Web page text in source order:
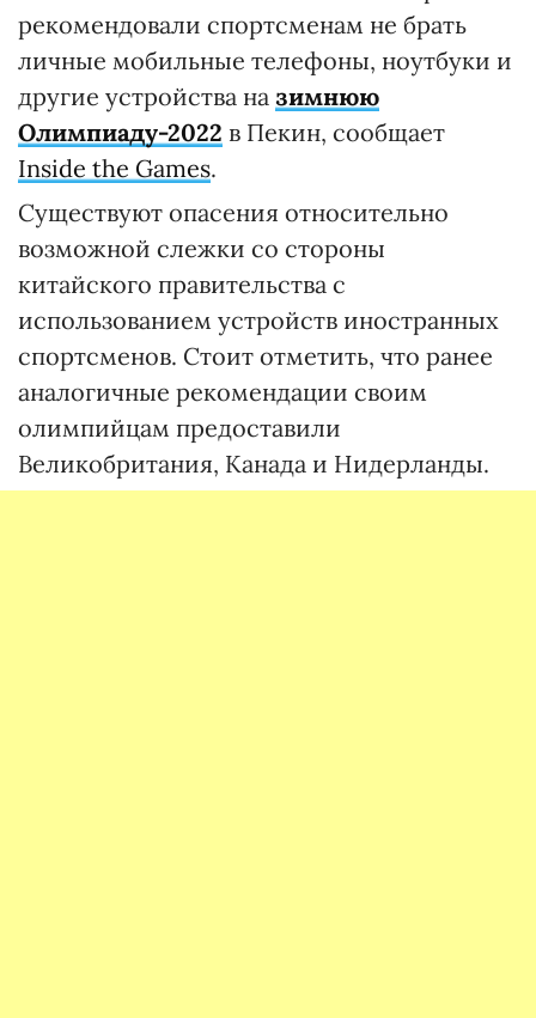
рекомендовали спортсменам не брать
личные мобильные телефоны, ноутбуки и
другие устройства на зимнюю
Олимпиаду-2022 в Пекин, сообщает
Inside the Games.
Существуют опасения относительно
возможной слежки со стороны
китайского правительства с
использованием устройств иностранных
спортсменов. Стоит отметить, что ранее
аналогичные рекомендации своим
олимпийцам предоставили
Великобритания, Канада и Нидерланды.